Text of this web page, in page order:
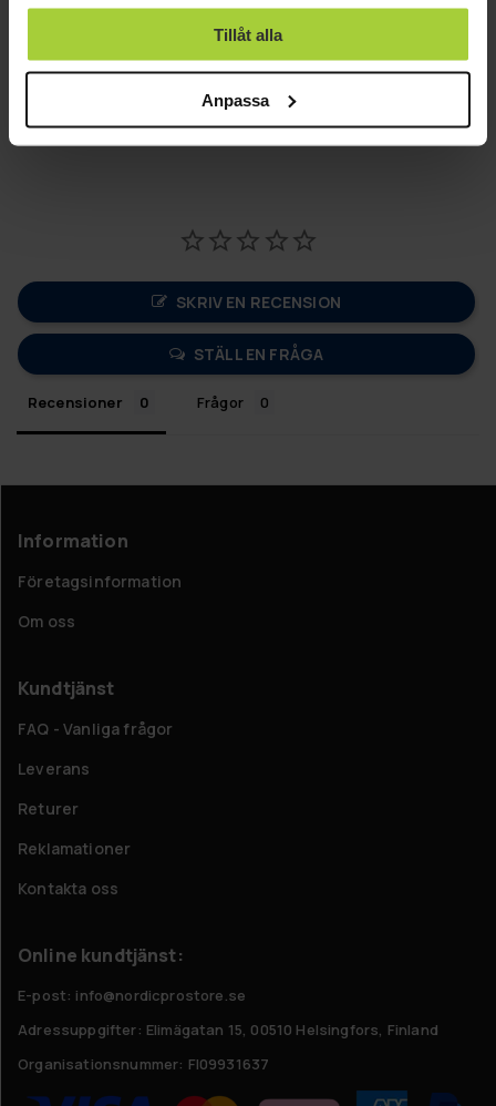
använt deras tjänster.
Tillåt alla
Anpassa
Varmförzinkad + pulverlackerad
SKRIV EN RECENSION
STÄLL EN FRÅGA
Recensioner Frågor
Information
Företagsinformation
Om oss
Kundtjänst
FAQ - Vanliga frågor
Leverans
Returer
Reklamationer
Kontakta oss
Online kundtjänst:
E-post: info@nordicprostore.se
Adressuppgifter: Elimägatan 15, 00510 Helsingfors, Finland
Organisationsnummer: FI09931637